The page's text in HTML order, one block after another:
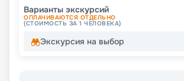
Варианты экскурсий
ОПЛАЧИВАЮТСЯ ОТДЕЛЬНО
(СТОИМОСТЬ ЗА 1 ЧЕЛОВЕКА)
Экскурсия на выбор